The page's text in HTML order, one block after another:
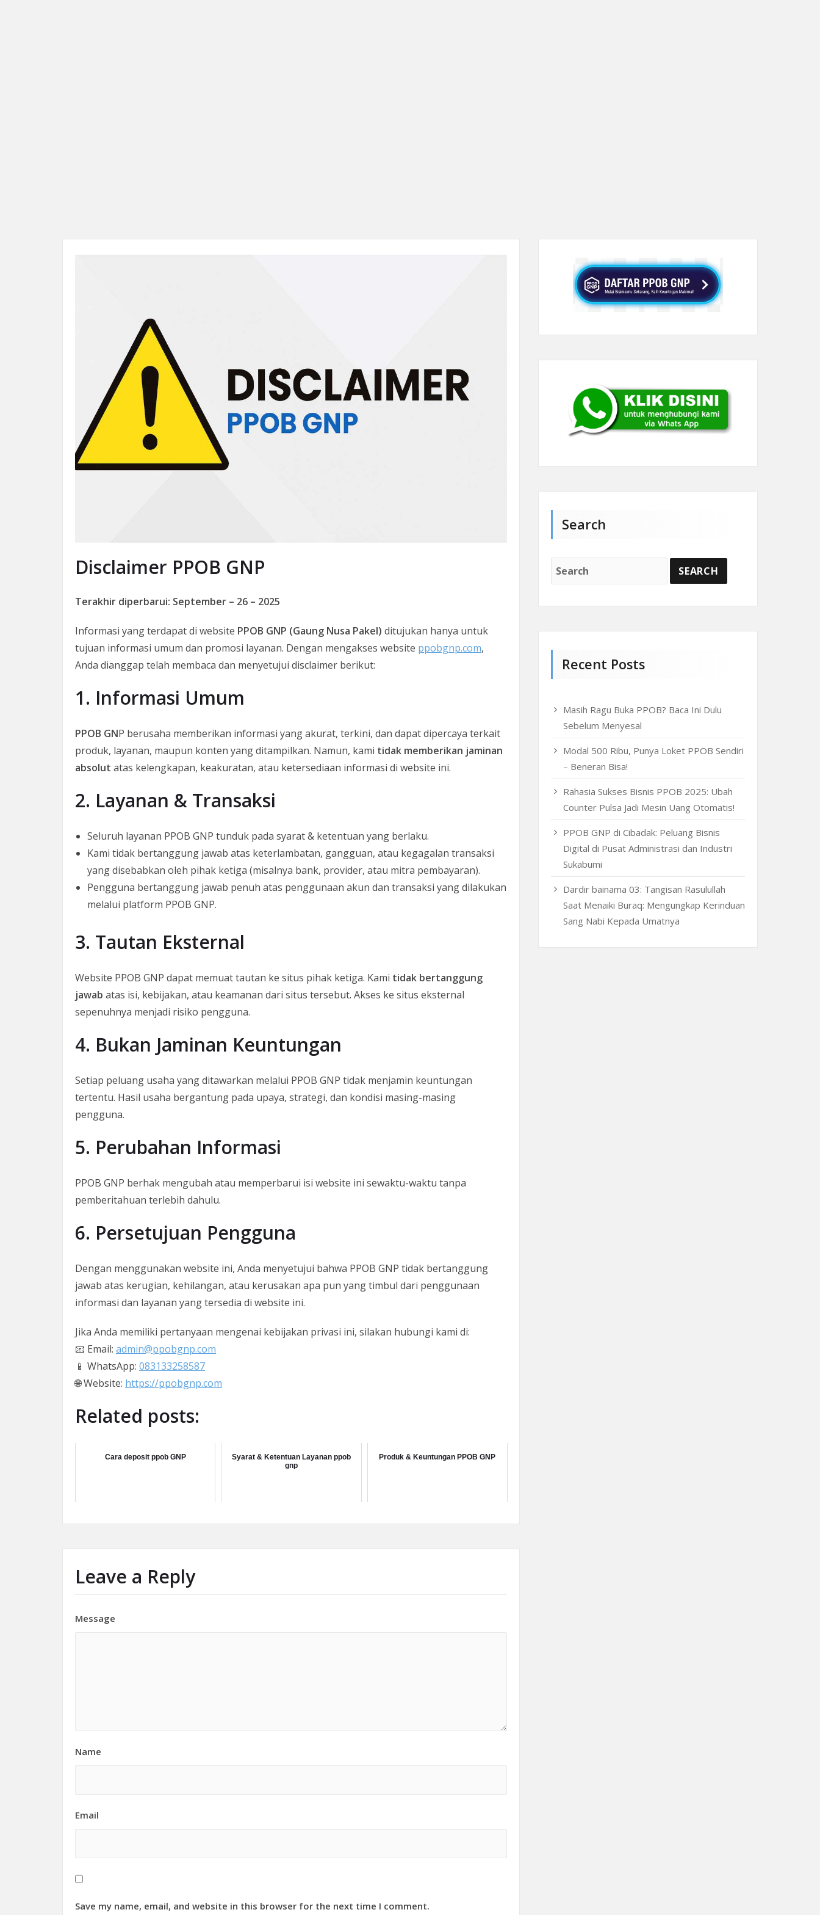
Disclaimer PPOB GNP
Terakhir diperbarui: September – 26 – 2025
Informasi yang terdapat di website PPOB GNP (Gaung Nusa Pakel) ditujukan hanya untuk
tujuan informasi umum dan promosi layanan. Dengan mengakses website ppobgnp.com,
Anda dianggap telah membaca dan menyetujui disclaimer berikut:
1. Informasi Umum
PPOB GNP berusaha memberikan informasi yang akurat, terkini, dan dapat dipercaya terkait
produk, layanan, maupun konten yang ditampilkan. Namun, kami tidak memberikan jaminan
absolut atas kelengkapan, keakuratan, atau ketersediaan informasi di website ini.
2. Layanan & Transaksi
Seluruh layanan PPOB GNP tunduk pada syarat & ketentuan yang berlaku.
Kami tidak bertanggung jawab atas keterlambatan, gangguan, atau kegagalan transaksi
yang disebabkan oleh pihak ketiga (misalnya bank, provider, atau mitra pembayaran).
Pengguna bertanggung jawab penuh atas penggunaan akun dan transaksi yang dilakukan
melalui platform PPOB GNP.
3. Tautan Eksternal
Website PPOB GNP dapat memuat tautan ke situs pihak ketiga. Kami tidak bertanggung
jawab atas isi, kebijakan, atau keamanan dari situs tersebut. Akses ke situs eksternal
sepenuhnya menjadi risiko pengguna.
4. Bukan Jaminan Keuntungan
Setiap peluang usaha yang ditawarkan melalui PPOB GNP tidak menjamin keuntungan
tertentu. Hasil usaha bergantung pada upaya, strategi, dan kondisi masing-masing
pengguna.
5. Perubahan Informasi
PPOB GNP berhak mengubah atau memperbarui isi website ini sewaktu-waktu tanpa
pemberitahuan terlebih dahulu.
6. Persetujuan Pengguna
Dengan menggunakan website ini, Anda menyetujui bahwa PPOB GNP tidak bertanggung
jawab atas kerugian, kehilangan, atau kerusakan apa pun yang timbul dari penggunaan
informasi dan layanan yang tersedia di website ini.
Jika Anda memiliki pertanyaan mengenai kebijakan privasi ini, silakan hubungi kami di:
📧 Email: admin@ppobgnp.com
📱 WhatsApp: 083133258587
🌐 Website: https://ppobgnp.com
Related posts:
Cara deposit ppob GNP
Syarat & Ketentuan Layanan ppob
gnp
Produk & Keuntungan PPOB GNP
Leave a Reply
Message
Name
Email
Save my name, email, and website in this browser for the next time I comment.
Search
Recent Posts
Masih Ragu Buka PPOB? Baca Ini Dulu
Sebelum Menyesal
Modal 500 Ribu, Punya Loket PPOB Sendiri
– Beneran Bisa!
Rahasia Sukses Bisnis PPOB 2025: Ubah
Counter Pulsa Jadi Mesin Uang Otomatis!
PPOB GNP di Cibadak: Peluang Bisnis
Digital di Pusat Administrasi dan Industri
Sukabumi
Dardir bainama 03: Tangisan Rasulullah
Saat Menaiki Buraq: Mengungkap Kerinduan
Sang Nabi Kepada Umatnya